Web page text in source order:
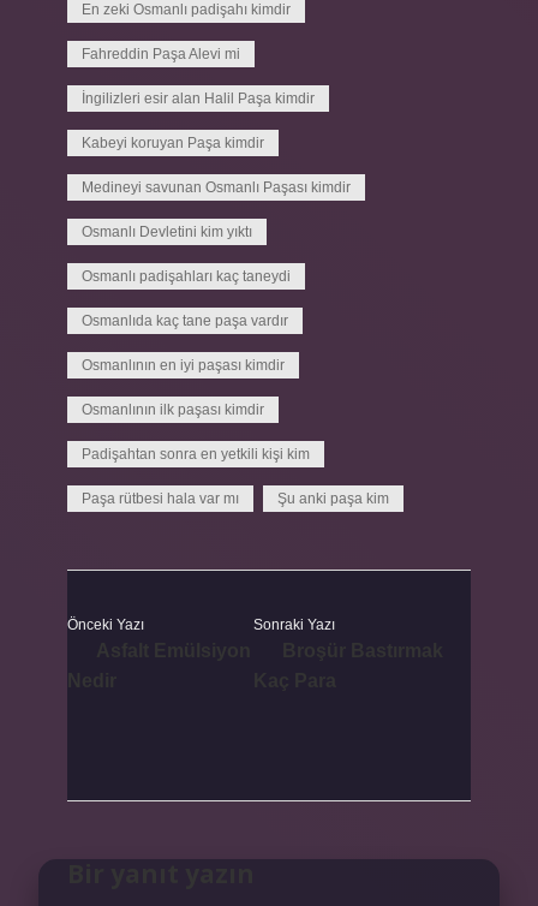
En zeki Osmanlı padişahı kimdir
Fahreddin Paşa Alevi mi
İngilizleri esir alan Halil Paşa kimdir
Kabeyi koruyan Paşa kimdir
Medineyi savunan Osmanlı Paşası kimdir
Osmanlı Devletini kim yıktı
Osmanlı padişahları kaç taneydi
Osmanlıda kaç tane paşa vardır
Osmanlının en iyi paşası kimdir
Osmanlının ilk paşası kimdir
Padişahtan sonra en yetkili kişi kim
Paşa rütbesi hala var mı Şu anki paşa kim
Önceki Yazı Sonraki Yazı